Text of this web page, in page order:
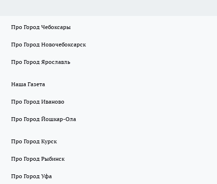
Про Город Чебоксары
Про Город Новочебоксарск
Про Город Ярославль
Наша Газета
Про Город Иваново
Про Город Йошкар-Ола
Про Город Курск
Про Город Рыбинск
Про Город Уфа